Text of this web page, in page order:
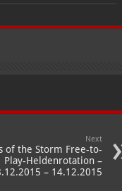
5
Heroes
|
Plays
|
TGN
Squadron
Next
of the Storm Free-to-
Play-Heldenrotation –
– 14.12.2015